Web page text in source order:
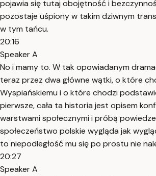
pojawia się tutaj obojętność i
pozostaje uśpiony w takim dziwnym
w tym tańcu.
20:16
Speaker A
No i mamy to. W tak opowiadanym
teraz przez dwa główne wątki, o które
Wyspiańskiemu i o które chodzi
pierwsze, cała ta historia jest opisem
warstwami społecznymi i próbą
społeczeństwo polskie wygląda jak
to niepodległość mu się po prostu nie
20:27
Speaker A